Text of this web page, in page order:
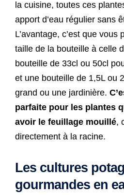
la cuisine, toutes ces
apport d’eau régulier sans
L’avantage, c’est que vous
taille de la bouteille à celle
bouteille de 33cl ou 50cl
et une bouteille de 1,5L ou
grand ou une jardinière.
parfaite pour les plantes
avoir le feuillage mouillé,
directement à la racine.
Les cultures
gourmandes en